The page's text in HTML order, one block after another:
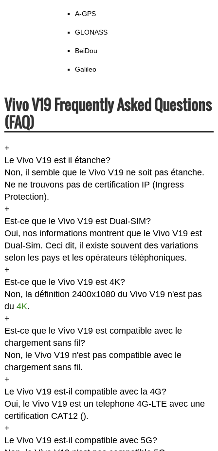
A-GPS
GLONASS
BeiDou
Galileo
Vivo V19 Frequently Asked Questions
(FAQ)
+
Le Vivo V19 est il étanche?
Non, il semble que le Vivo V19 ne soit pas étanche.
Ne ne trouvons pas de certification IP (Ingress
Protection).
+
Est-ce que le Vivo V19 est Dual-SIM?
Oui, nos informations montrent que le Vivo V19 est
Dual-Sim. Ceci dit, il existe souvent des variations
selon les pays et les opérateurs téléphoniques.
+
Est-ce que le Vivo V19 est 4K?
Non, la définition 2400x1080 du Vivo V19 n'est pas
du 4K.
+
Est-ce que le Vivo V19 est compatible avec le
chargement sans fil?
Non, le Vivo V19 n'est pas compatible avec le
chargement sans fil.
+
Le Vivo V19 est-il compatible avec la 4G?
Oui, le Vivo V19 est un telephone 4G-LTE avec une
certification CAT12 ().
+
Le Vivo V19 est-il compatible avec 5G?